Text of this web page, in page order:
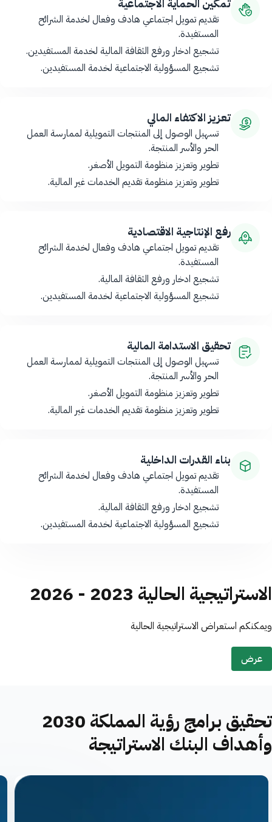
تمكين الحماية الاجتماعية
تقديم تمويل اجتماعي هادف وفعال لخدمة الشرائح
المستفيدة.
تشجيع ادخار ورفع الثقافة المالية لخدمة المستفيدين.
تشجيع المسؤولية الاجتماعية لخدمة المستفيدين.
تعزيز الاكتفاء المالي
تسهيل الوصول إلى المنتجات التمويلية لممارسة العمل
الحر والأسر المنتجة.
تطوير وتعزيز منظومة التمويل الأصغر.
تطوير وتعزيز منظومة تقديم الخدمات غير المالية.
رفع الإنتاجية الاقتصادية
تقديم تمويل اجتماعي هادف وفعال لخدمة الشرائح
المستفيدة.
تشجيع ادخار ورفع الثقافة المالية.
تشجيع المسؤولية الاجتماعية لخدمة المستفيدين.
تحقيق الاستدامة المالية
تسهيل الوصول إلى المنتجات التمويلية لممارسة العمل
الحر والأسر المنتجة.
تطوير وتعزيز منظومة التمويل الأصغر.
تطوير وتعزيز منظومة تقديم الخدمات غير المالية.
بناء القدرات الداخلية
تقديم تمويل اجتماعي هادف وفعال لخدمة الشرائح
المستفيدة.
تشجيع ادخار ورفع الثقافة المالية.
تشجيع المسؤولية الاجتماعية لخدمة المستفيدين.
الاستراتيجية الحالية 2023 - 2026
ويمكنكم استعراض الاستراتيجية الحالية
عرض
تحقيق برامج رؤية المملكة 2030
وأهداف البنك الاستراتيجة